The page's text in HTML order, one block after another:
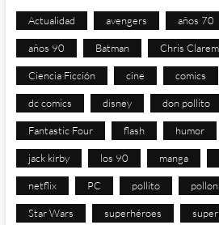
Actualidad avengers años 70
años 90 Batman Chris
Ciencia Ficción cine comics
dc comics disney don pollito
Fantastic Four flash humor
jack kirby los 90 manga
netflix PC pollito pollon
Star Wars superhéroes